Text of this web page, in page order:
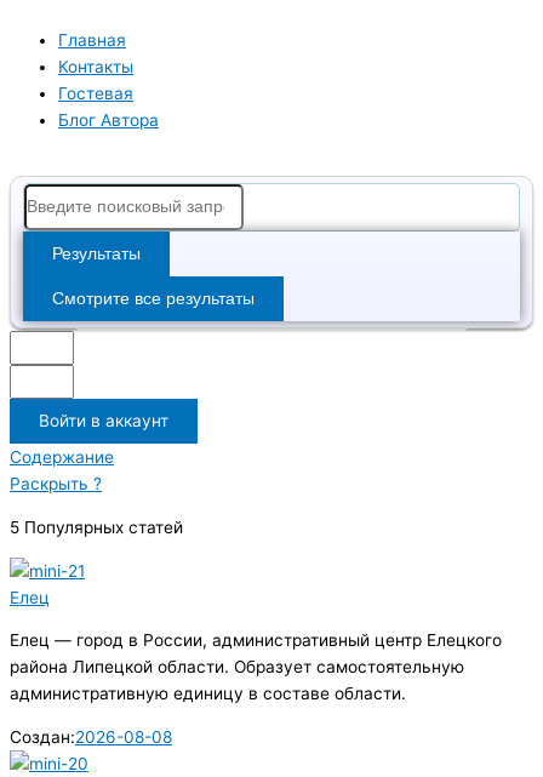
содержимому
Главная
Контакты
Гостевая
Блог Автора
Результаты
Смотрите все результаты
Войти в аккаунт
Содержание
Раскрыть ?
5 Популярных статей
Елец
Елец — город в России, административный центр Елецкого
района Липецкой области. Образует самостоятельную
административную единицу в составе области.
Создан:2026-08-08